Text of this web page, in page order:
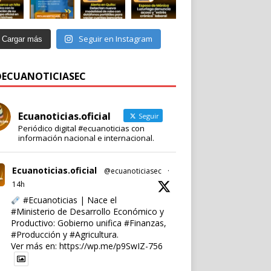
Cargar más Seguir en Instagram
Ecuanoticias.oficial Seguir
Periódico digital #ecuanoticias con
información nacional e internacional.
Ecuanoticias.oficial @ecuanoticiasec
·
14h
#Ecuanoticias | Nace el
#Ministerio de Desarrollo Económico y
Productivo: Gobierno unifica #Finanzas,
#Producción y #Agricultura.
Ver más en: https://wp.me/p9SwIZ-756